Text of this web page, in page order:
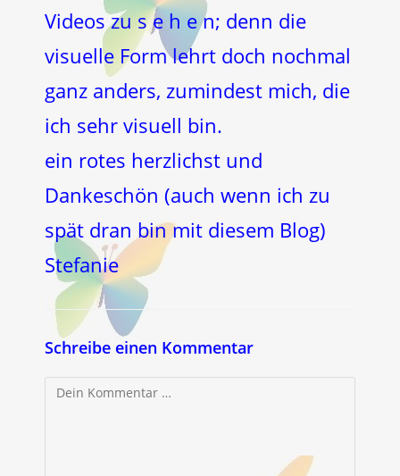
Videos zu s e h e n; denn die
visuelle Form lehrt doch nochmal
ganz anders, zumindest mich, die
ich sehr visuell bin.
ein rotes herzlichst und
Dankeschön (auch wenn ich zu
spät dran bin mit diesem Blog)
Stefanie
Schreibe einen Kommentar
Kommentar